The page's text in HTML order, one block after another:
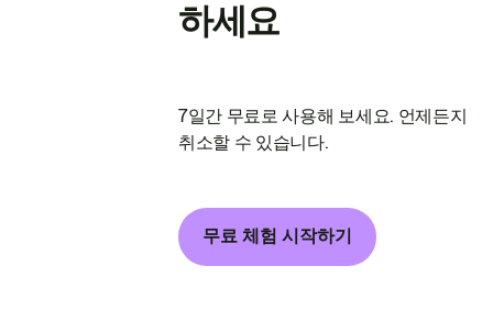
하세요
7일간 무료로 사용해 보세요. 언제든지
취소할 수 있습니다.
무료 체험 시작하기